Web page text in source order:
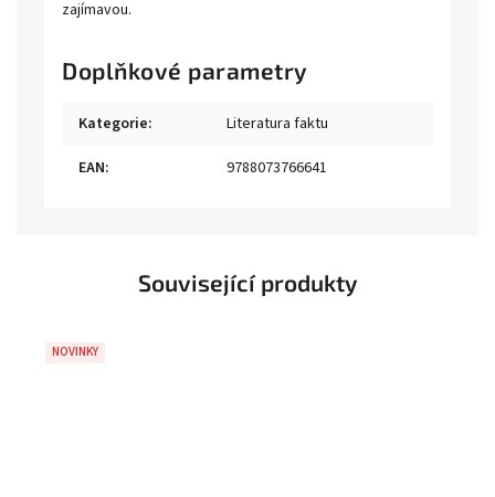
zajímavou.
Doplňkové parametry
Kategorie:
Literatura faktu
EAN: 9788073766641
Související produkty
NOVINKY